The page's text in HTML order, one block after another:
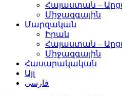
Հայաստան –
Միջազգային
Մարզական
Իրան
Հայաստան –
Միջազգային
Հասարակական
Այլ
فارسی